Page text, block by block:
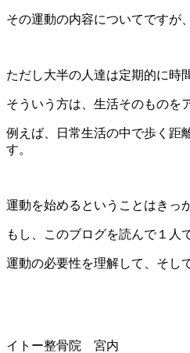
その運動の内容についてです
ただし大半の人達は定期的に時
そういう方は、生活そのものを
例えば、日常生活の中で歩く距
す。
運動を始めるということはきっ
もし、このブログを読んで１人
運動の必要性を理解して、そし
イトー整骨院 宮内